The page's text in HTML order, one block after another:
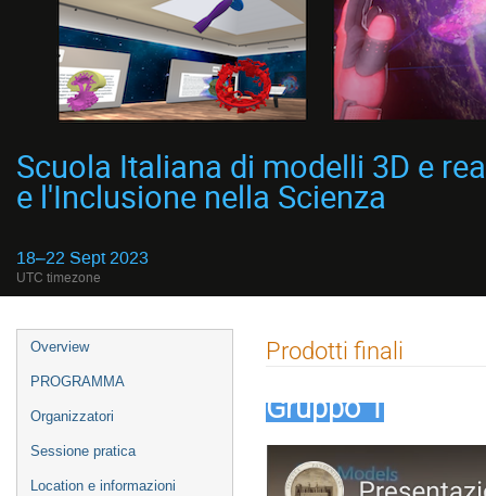
Scuola Italiana di modelli 3D e
e l'Inclusione nella Scienza
18–22 Sept 2023
UTC timezone
Event
menu
Overview
PROGRAMMA
Organizzatori
Sessione pratica
Location e informazioni
Prodotti finali
Gruppo 1